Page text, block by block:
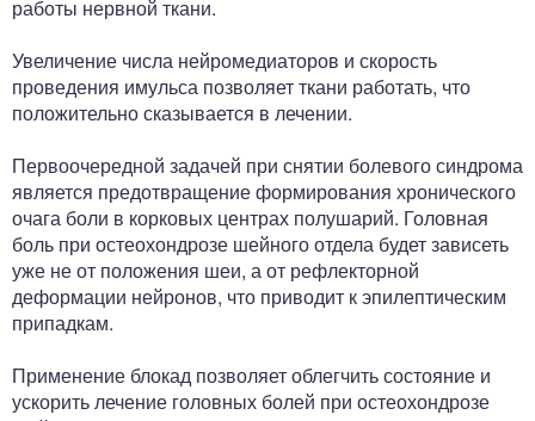
работы нервной ткани.
Увеличение числа нейромедиаторов и скорость
проведения имульса позволяет ткани работать, что
положительно сказывается в лечении.
Первоочередной задачей при снятии болевого синдрома
является предотвращение формирования хронического
очага боли в корковых центрах полушарий. Головная
боль при остеохондрозе шейного отдела будет зависеть
уже не от положения шеи, а от рефлекторной
деформации нейронов, что приводит к эпилептическим
припадкам.
Применение блокад позволяет облегчить состояние и
ускорить лечение головных болей при остеохондрозе